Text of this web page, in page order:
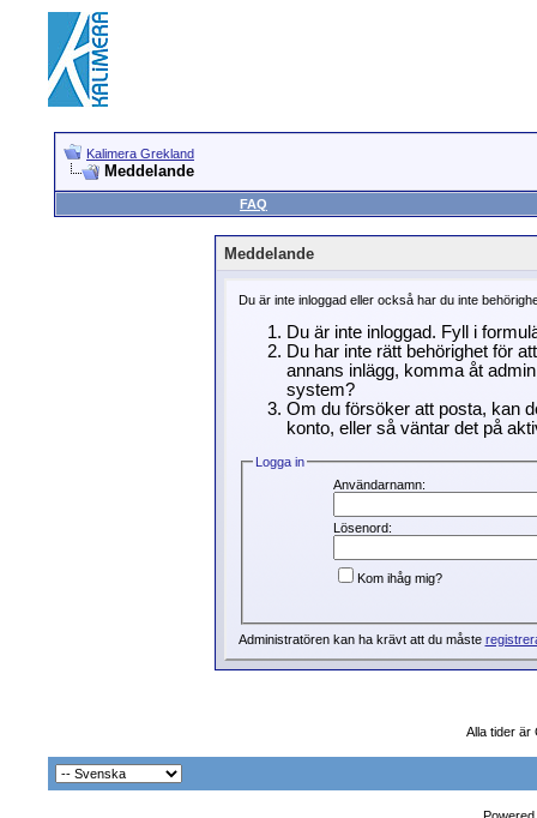
Kalimera Grekland
Meddelande
FAQ
Meddelande
Du är inte inloggad eller också har du inte
Du är inte inloggad. Fyll i
Du har inte rätt behörighet för
annans inlägg, komma åt
system?
Om du försöker att posta, kan
konto, eller så väntar det på
Logga in
Användarnamn:
Lösenord:
Kom ihåg mig?
Administratören kan ha krävt att du måste
Alla tider är